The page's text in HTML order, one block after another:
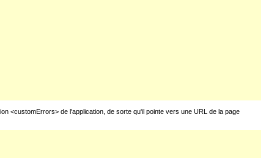
<customErrors> de l'application, de sorte qu'il pointe vers une URL de la page